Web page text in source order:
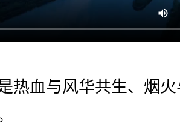
血与风华共生、烟火